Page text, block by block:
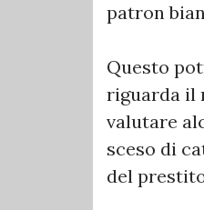
patron
Questo
riguarda il
valutare
sceso di
del